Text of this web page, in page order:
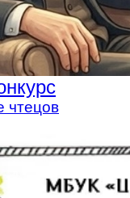
чтецов